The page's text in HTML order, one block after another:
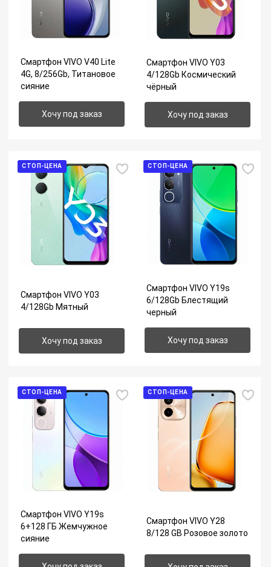
Смартфон VIVO V40 Lite
4G, 8/256Gb, Титановое
сияние
Хочу под заказ
Смартфон VIVO Y03
4/128Gb Космический
чёрный
Хочу под заказ
СТОП-ЦЕНА
Смартфон VIVO Y03
4/128Gb Мятный
Хочу под заказ
СТОП-ЦЕНА
Смартфон VIVO Y19s
6/128Gb Блестящий
черный
Хочу под заказ
СТОП-ЦЕНА
Смартфон VIVO Y19s
6+128 ГБ Жемчужное
сияние
СТОП-ЦЕНА
Смартфон VIVO Y28
8/128 GB Розовое золото